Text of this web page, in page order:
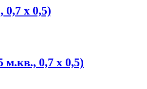
0,7 х 0,5)
0,7 х 0,5)